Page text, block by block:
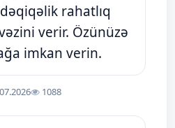
rahatlıq
verir. Özünüzə
imkan verin.
1088